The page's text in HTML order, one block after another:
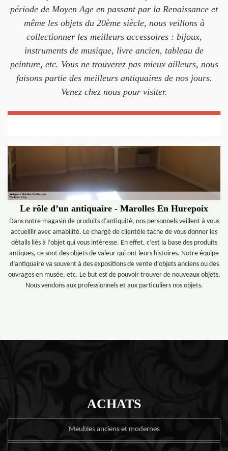
période de Moyen Age en passant par la Renaissance et
même les objets du 20ème siècle, nous veillons à
collectionner les meilleurs accessoires : bijoux,
instruments de musique, livre ancien, tableau de
peinture, etc. Vous ne trouverez pas mieux ailleurs, nous
faisons partie des meilleurs antiquaires de nos jours.
Venez chez nous pour visiter.
Le rôle d’un antiquaire - Marolles En Hurepoix
Dans notre magasin de produits d’antiquité, nos personnels veillent à vous
accueillir avec amabilité. Le chargé de clientèle tache de vous donner les
détails liés à l’objet qui vous intéresse. En effet, c’est la base des produits
antiques, ce sont des objets de valeur qui ont leurs histoires. Notre équipe
d’antiquaire va souvent à des expositions de vente d’objets anciens ou des
ouvrages en musée, etc. Le but est de pouvoir trouver de nouveaux objets.
Nous vendons aux professionnels et aux particuliers nos objets.
ACHATS
Meubles anciens et modernes